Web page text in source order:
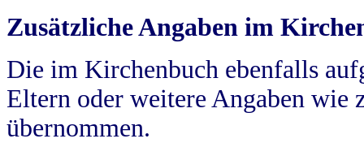
Zusätzliche Angaben im
Die im Kirchenbuch ebenfalls
Eltern oder weitere Angaben wie
übernommen.